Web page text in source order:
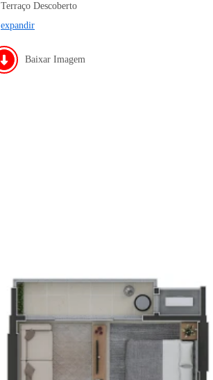
Terraço Descoberto
expandir
Baixar Imagem